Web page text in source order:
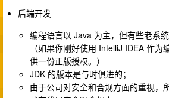
后端开发
编程语言以 Java 为主，但有些老系
（如果你刚好使用 IntelliJ IDEA 作
供一份正版授权。）
JDK 的版本是与时俱进的；
由于公司对安全和合规方面的重视，